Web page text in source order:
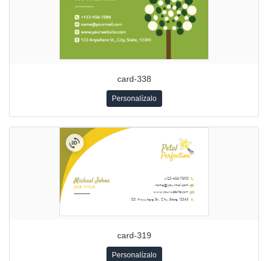
card-338
Personalízalo
card-319
Personalízalo